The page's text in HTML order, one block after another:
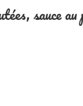
sauce